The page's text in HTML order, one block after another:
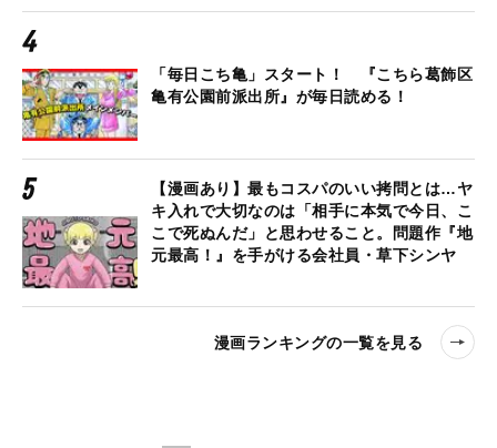
「毎日こち亀」スタート！ 『こちら葛飾区
亀有公園前派出所』が毎日読める！
【漫画あり】最もコスパのいい拷問とは…ヤ
キ入れで大切なのは「相手に本気で今日、こ
こで死ぬんだ」と思わせること。問題作『地
元最高！』を手がける会社員・草下シンヤ
漫画ランキングの一覧を見る